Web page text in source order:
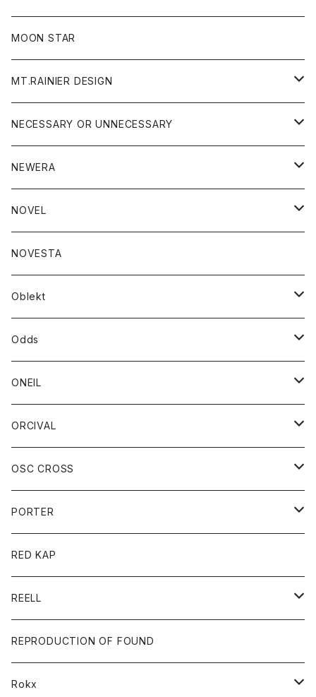
フリース
ジャケット
ニット
パンツ
帽子
MOON STAR
MT.RAINIER DESIGN
アウター
コート
ジャケット
アクセサリー
バッグ
グッズ
ウォレット
靴
トップス
ジャケット
シャツ
ボトム
ショートパンツ
パンツ
レディース
シャツ
Tシャツ
NECESSARY OR UNNECESSARY
アウター
コート
ジャケット
アクセサリー
バッグ
ブレスレット
グッズ
靴
ストール/マフラー
トップス
シャツ
シャツジャケット
ロングスリーブＴシャツ
ボトム
ショートパンツ
ジーンズ
NEWERA
帽子
NOVEL
トップス
カットソー
スエット
ボトム
NOVESTA
Oblekt
ボトム
ショートパンツ
パンツ
レディース
ボトム
Odds
帽子
ONEIL
スカート
ORCIVAL
アウター
コート
ジャケット
アクセサリー
バッグ
キッズ
Tシャツ
帽子
グッズ
靴
バック
トップス
カットソー
ボトムス
OSC CROSS
ダウンジャケット
PORTER
カードホルダー
キーホルダー
財布
バック
RED KAP
REELL
パンツ
ショートパンツ
REPRODUCTION OF FOUND
Rokx